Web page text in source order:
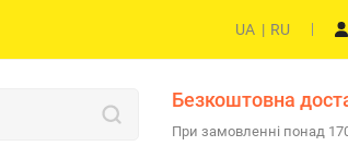
UA | RU
Безкоштовна
При замовленні понад